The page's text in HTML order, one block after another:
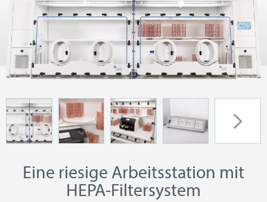
Eine riesige Arbeitsstation mit
HEPA-Filtersystem